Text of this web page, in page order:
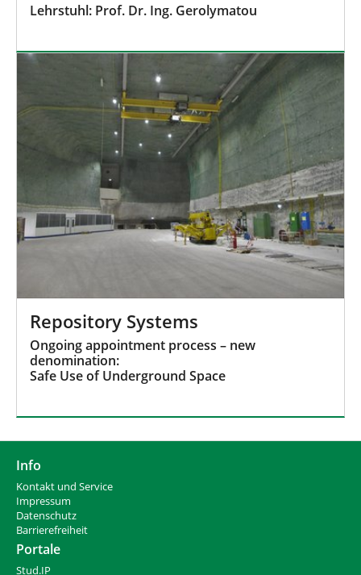
Lehrstuhl: Prof. Dr. Ing. Gerolymatou
Repository Systems
Ongoing appointment process – new
denomination:
Safe Use of Underground Space
Info
Kontakt und Service
Impressum
Datenschutz
Barrierefreiheit
Portale
Stud.IP